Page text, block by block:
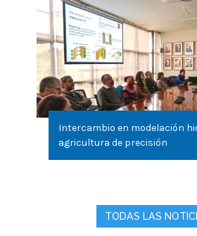
Intercambio en modelación
agricultura de precisión
TODAS LAS